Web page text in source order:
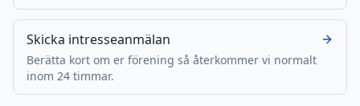
Skicka intresseanmälan
Berätta kort om er förening så återkommer vi normalt
inom 24 timmar.